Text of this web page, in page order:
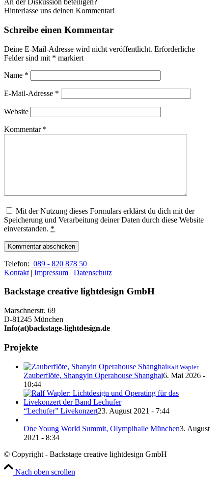
An der Diskussion beteiligen?
Hinterlasse uns deinen Kommentar!
Schreibe einen Kommentar
Deine E-Mail-Adresse wird nicht veröffentlicht. Erforderliche
Felder sind mit * markiert
Name *
E-Mail-Adresse *
Website
Kommentar *
Mit der Nutzung dieses Formulars erklärst du dich mit der
Speicherung und Verarbeitung deiner Daten durch diese Website
einverstanden. *
Telefon: 089 - 820 878 50
Kontakt | Impressum | Datenschutz
Backstage creative lightdesign GmbH
Marschnerstr. 69
D-81245 München
Info(at)backstage-lightdesign.de
Projekte
Ralf Wapler
Zauberflöte, Shangyin Operahouse Shanghai6. Mai 2026 -
10:44
“Lechufer” Livekonzert23. August 2021 - 7:44
One Young World Summit, Olympihalle München3. August
2021 - 8:34
© Copyright - Backstage creative lightdesign GmbH
Nach oben scrollen